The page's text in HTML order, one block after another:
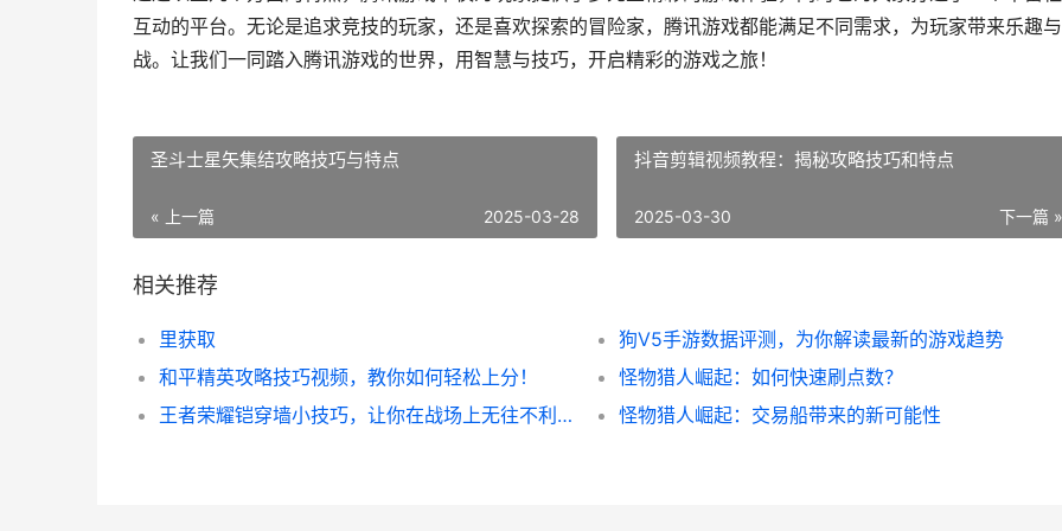
互动的平台。无论是追求竞技的玩家，还是喜欢探索的冒险家，腾讯游戏都能满足不同需求，为玩家带来乐趣
战。让我们一同踏入腾讯游戏的世界，用智慧与技巧，开启精彩的游戏之旅！
圣斗士星矢集结攻略技巧与特点
« 上一篇 2025-03-28
抖音剪辑视频教程：揭秘攻略技巧和特点
下一篇 »
2025-03-30
相关推荐
里获取
狗V5手游数据评测，为你解读最新的游戏趋势
和平精英攻略技巧视频，教你如何轻松上分！
怪物猎人崛起：如何快速刷点数？
王者荣耀铠穿墙小技巧，让你在战场上无往不利！
怪物猎人崛起：交易船带来的新可能性